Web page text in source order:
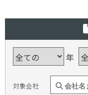
年
対象会社